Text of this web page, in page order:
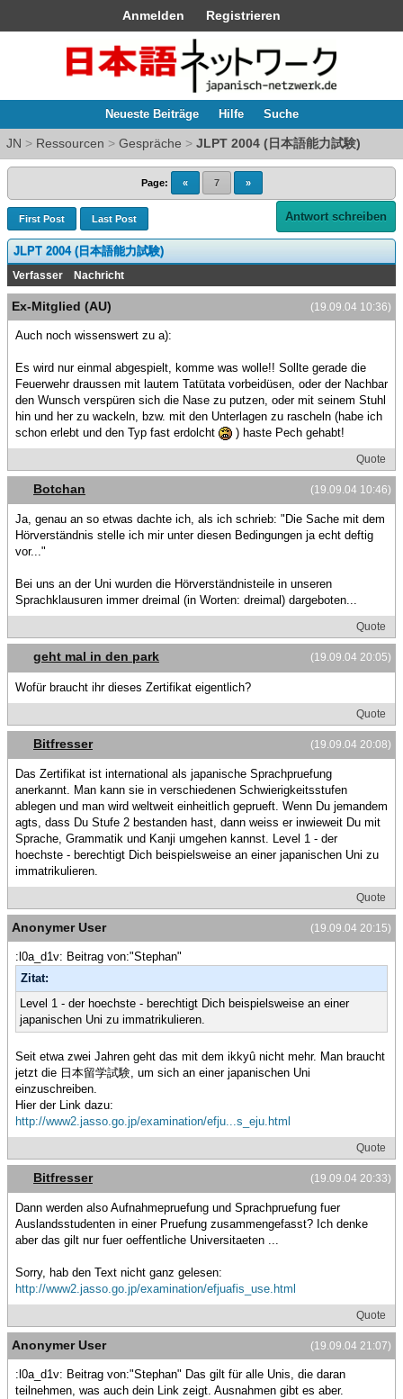
Anmelden Registrieren
Neueste Beiträge Hilfe Suche
JN > Ressourcen > Gespräche > JLPT 2004 (日本語能力試験)
Page: « 7 »
First Post Last Post Antwort schreiben
JLPT 2004 (日本語能力試験)
Verfasser Nachricht
(19.09.04 10:36)
Ex-Mitglied (AU)
Auch noch wissenswert zu a):
Es wird nur einmal abgespielt, komme was wolle!! Sollte gerade die
Feuerwehr draussen mit lautem Tatütata vorbeidüsen, oder der Nachbar
den Wunsch verspüren sich die Nase zu putzen, oder mit seinem Stuhl
hin und her zu wackeln, bzw. mit den Unterlagen zu rascheln (habe ich
schon erlebt und den Typ fast erdolcht
) haste Pech gehabt!
Quote
(19.09.04 10:46)
Botchan
Ja, genau an so etwas dachte ich, als ich schrieb: "Die Sache mit dem
Hörverständnis stelle ich mir unter diesen Bedingungen ja echt deftig
vor..."
Bei uns an der Uni wurden die Hörverständnisteile in unseren
Sprachklausuren immer dreimal (in Worten: dreimal) dargeboten...
Quote
(19.09.04 20:05)
geht mal in den park
Wofür braucht ihr dieses Zertifikat eigentlich?
Quote
(19.09.04 20:08)
Bitfresser
Das Zertifikat ist international als japanische Sprachpruefung
anerkannt. Man kann sie in verschiedenen Schwierigkeitsstufen
ablegen und man wird weltweit einheitlich geprueft. Wenn Du jemandem
agts, dass Du Stufe 2 bestanden hast, dann weiss er inwieweit Du mit
Sprache, Grammatik und Kanji umgehen kannst. Level 1 - der
hoechste - berechtigt Dich beispielsweise an einer japanischen Uni zu
immatrikulieren.
Quote
(19.09.04 20:15)
Anonymer User
:l0a_d1v: Beitrag von:"Stephan"
Zitat:
Level 1 - der hoechste - berechtigt Dich beispielsweise an einer
japanischen Uni zu immatrikulieren.
Seit etwa zwei Jahren geht das mit dem ikkyû nicht mehr. Man braucht
jetzt die 日本留学試験, um sich an einer japanischen Uni
einzuschreiben.
Hier der Link dazu:
http://www2.jasso.go.jp/examination/efju...s_eju.html
Quote
(19.09.04 20:33)
Bitfresser
Dann werden also Aufnahmepruefung und Sprachpruefung fuer
Auslandsstudenten in einer Pruefung zusammengefasst? Ich denke
aber das gilt nur fuer oeffentliche Universitaeten ...
Sorry, hab den Text nicht ganz gelesen:
http://www2.jasso.go.jp/examination/efjuafis_use.html
Quote
(19.09.04 21:07)
Anonymer User
:l0a_d1v: Beitrag von:"Stephan" Das gilt für alle Unis, die daran
teilnehmen, was auch dein Link zeigt. Ausnahmen gibt es aber.